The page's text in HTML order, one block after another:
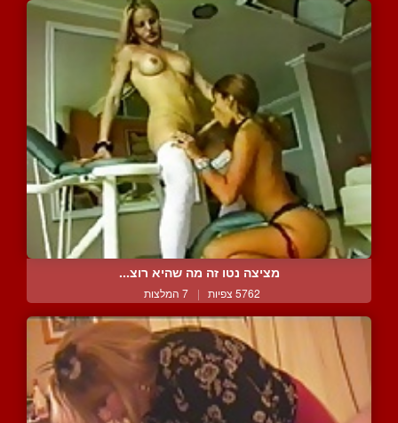
מציצה נטו זה מה שהיא רוצ...
5762 צפיות | 7 המלצות